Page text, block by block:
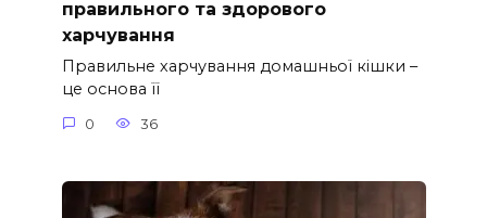
правильного та здорового
харчування
Правильне харчування домашньої кішки –
це основа її
0 36